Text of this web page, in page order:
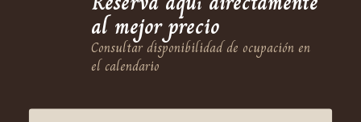
al mejor precio
Consultar disponibilidad de ocupación en
el calendario